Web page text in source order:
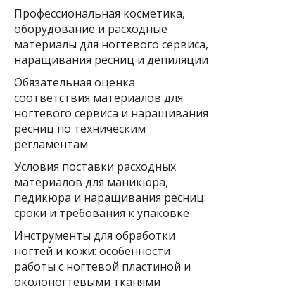
Профессиональная косметика,
оборудование и расходные
материалы для ногтевого сервиса,
наращивания ресниц и депиляции
Обязательная оценка
соответствия материалов для
ногтевого сервиса и наращивания
ресниц по техническим
регламентам
Условия поставки расходных
материалов для маникюра,
педикюра и наращивания ресниц:
сроки и требования к упаковке
Инструменты для обработки
ногтей и кожи: особенности
работы с ногтевой пластиной и
околоногтевыми тканями